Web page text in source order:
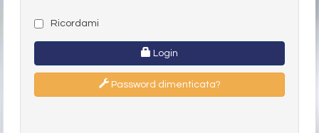
Ricordami
Login
Password dimenticata?